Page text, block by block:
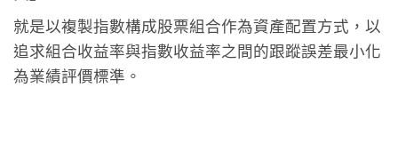
就是以複製指數構成股票組合作為資產配置方式，以
追求組合收益率與指數收益率之間的跟蹤誤差最小化
為業績評價標準。